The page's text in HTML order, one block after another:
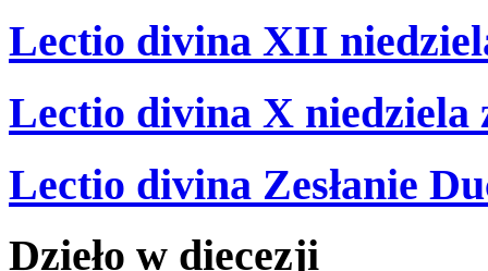
Lectio divina XII
Lectio divina X niedziela
Lectio divina Zesłanie
Dzieło w diecezji